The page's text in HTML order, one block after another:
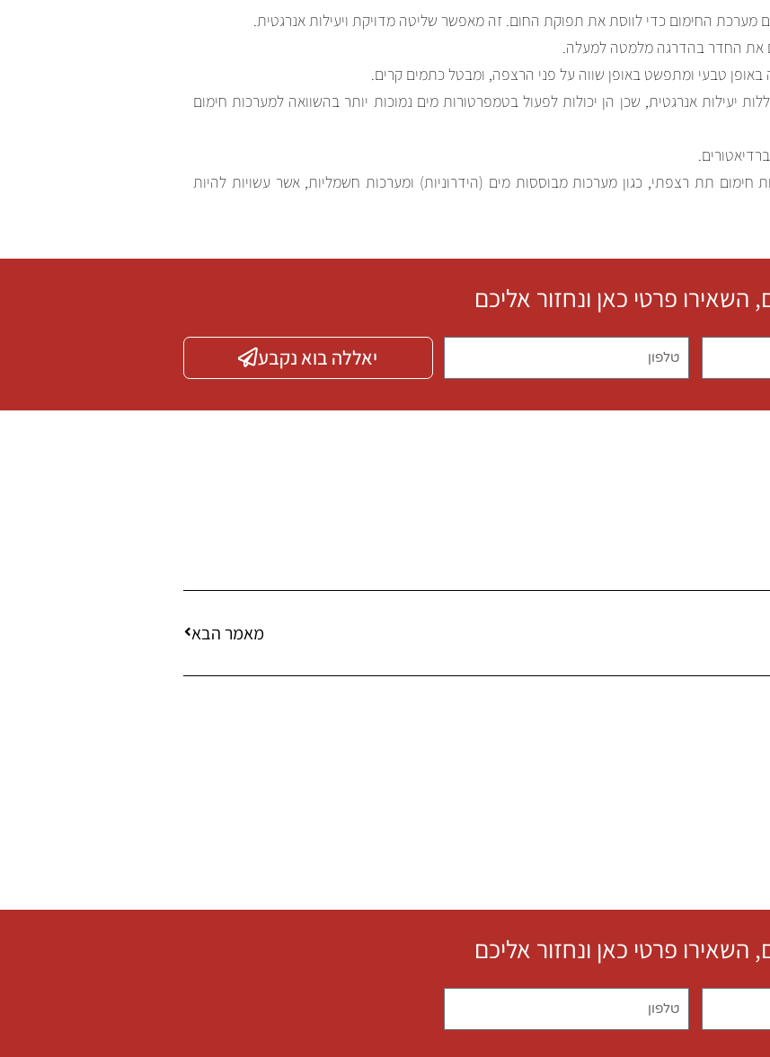
החימום כדי לווסת את תפוקת החום. זה מאפשר שליטה מדויקת ויעילות אנרגטית.
את החדר בהדרגה מלמטה למעלה.
באופן טבעי ומתפשט באופן שווה על פני הרצפה, ומבטל כתמים קרים.
יעילות אנרגטית, שכן הן יכולות לפעול בטמפרטורות מים נמוכות יותר בהשוואה למערכות חימום
חימום תת רצפתי, כגון מערכות מבוססות מים (הידרוניות) ומערכות חשמליות, אשר עשויות להיות
השאירו פרטי כאן ונחזור אליכם
יאללה בוא נקבע
מאמר הבא
השאירו פרטי כאן ונחזור אליכם